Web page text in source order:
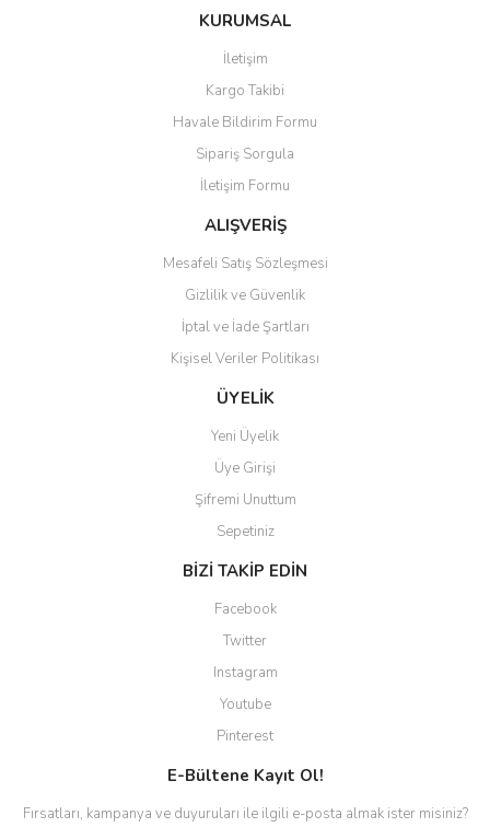
Bu ürüne ilk yorumu siz yapın!
Ürün resmi kalitesiz, bozuk veya görüntülenemiyor.
Ürün açıklamasında eksik bilgiler bulunuyor.
Ürün bilgilerinde hatalar bulunuyor.
Ürün fiyatı diğer sitelerden daha pahalı.
Bu ürüne benzer farklı alternatifler olmalı.
Gönder
KURUMSAL
İletişim
Kargo Takibi
Havale Bildirim Formu
Sipariş Sorgula
İletişim Formu
ALIŞVERİŞ
Mesafeli Satış Sözleşmesi
Gizlilik ve Güvenlik
İptal ve İade Şartları
Kişisel Veriler Politikası
ÜYELİK
Yeni Üyelik
Üye Girişi
Şifremi Unuttum
Sepetiniz
BİZİ TAKİP EDİN
Facebook
Twitter
Instagram
Youtube
Pinterest
E-Bültene Kayıt Ol!
Fırsatları, kampanya ve duyuruları ile ilgili e-posta almak ister misiniz?